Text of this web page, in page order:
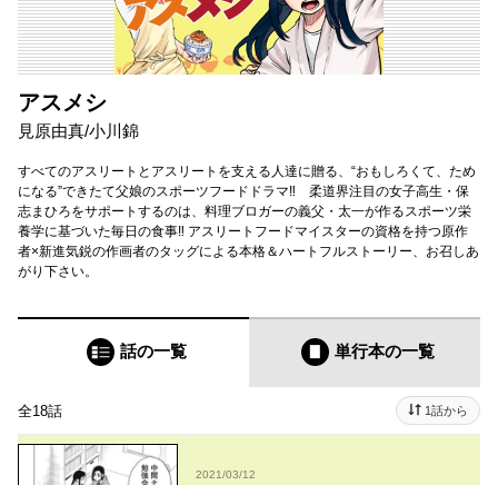
アスメシ
見原由真/小川錦
すべてのアスリートとアスリートを支える人達に贈る、“おもしろくて、ため
になる”できたて父娘のスポーツフードドラマ‼ 柔道界注目の女子高生・保
志まひろをサポートするのは、料理ブロガーの義父・太一が作るスポーツ栄
養学に基づいた毎日の食事‼ アスリートフードマイスターの資格を持つ原作
者×新進気鋭の作画者のタッグによる本格＆ハートフルストーリー、お召しあ
がり下さい。
話の一覧 単行本の一覧
全18話 1話から
2021/03/12